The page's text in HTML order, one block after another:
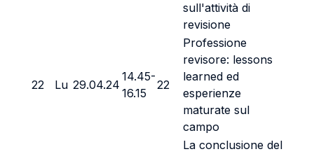
sull'attività di
revisione
22 Lu 29.04.24
14.45-
16.15
22
Professione
revisore: lessons
learned ed
esperienze
maturate sul
campo
La conclusione del